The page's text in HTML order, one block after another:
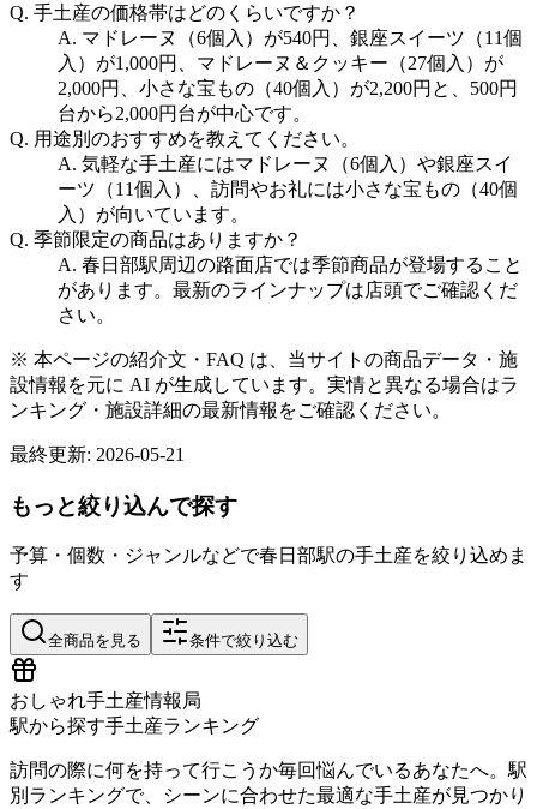
Q. 手土産の価格帯はどのくらいですか？
A. マドレーヌ（6個入）が540円、銀座スイーツ（11個
入）が1,000円、マドレーヌ＆クッキー（27個入）が
2,000円、小さな宝もの（40個入）が2,200円と、500円
台から2,000円台が中心です。
Q. 用途別のおすすめを教えてください。
A. 気軽な手土産にはマドレーヌ（6個入）や銀座スイ
ーツ（11個入）、訪問やお礼には小さな宝もの（40個
入）が向いています。
Q. 季節限定の商品はありますか？
A. 春日部駅周辺の路面店では季節商品が登場すること
があります。最新のラインナップは店頭でご確認くだ
さい。
※ 本ページの紹介文・FAQ は、当サイトの商品データ・施
設情報を元に AI が生成しています。実情と異なる場合はラ
ンキング・施設詳細の最新情報をご確認ください。
最終更新: 2026-05-21
もっと絞り込んで探す
予算・個数・ジャンルなどで春日部駅の手土産を絞り込めま
す
全商品を見る 条件で絞り込む
おしゃれ手土産情報局
駅から探す手土産ランキング
訪問の際に何を持って行こうか毎回悩んでいるあなたへ。駅
別ランキングで、シーンに合わせた最適な手土産が見つかり